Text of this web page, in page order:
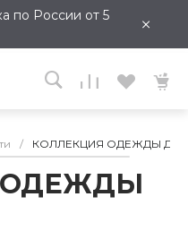
по России от 5
×
/ КОЛЛЕКЦИЯ ОДЕЖДЫ
ОДЕЖДЫ